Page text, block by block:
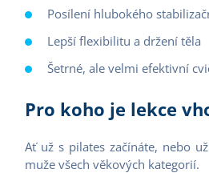
Posílení hlubokého
Lepší flexibilitu a držení těla
Šetrné, ale velmi efektivní
Pro koho je lekce
Ať už s pilates začínáte, nebo
muže všech věkových kategorií.